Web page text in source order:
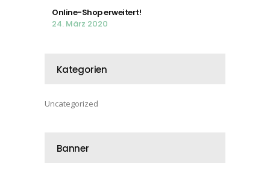
Online-Shop erweitert!
24. März 2020
Kategorien
Uncategorized
Banner